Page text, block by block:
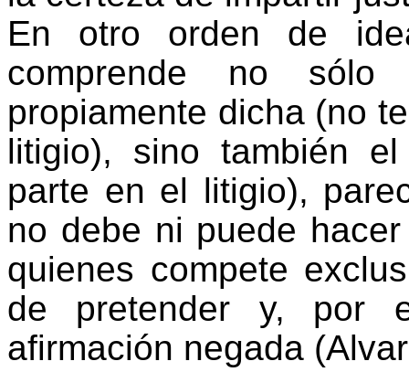
En otro orden de
comprende no
propiamente dicha (no
litigio), sino también
parte en el litigio),
no debe ni puede
quienes compete
de pretender y, por
afirmación negada